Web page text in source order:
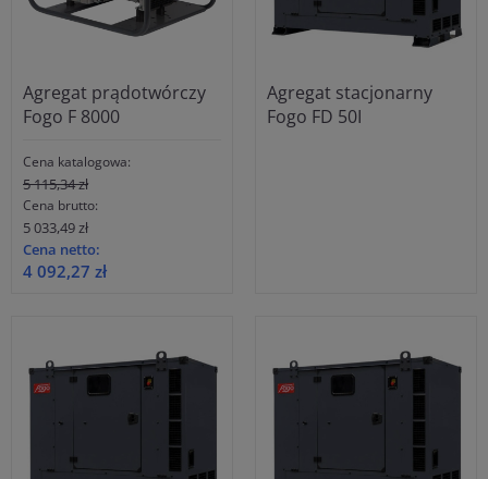
Agregat prądotwórczy
Fogo F 8000
Cena katalogowa:
5 115,34 zł
Cena brutto:
5 033,49 zł
Cena netto:
4 092,27 zł
Agregat stacjonarny
Fogo FD 50I